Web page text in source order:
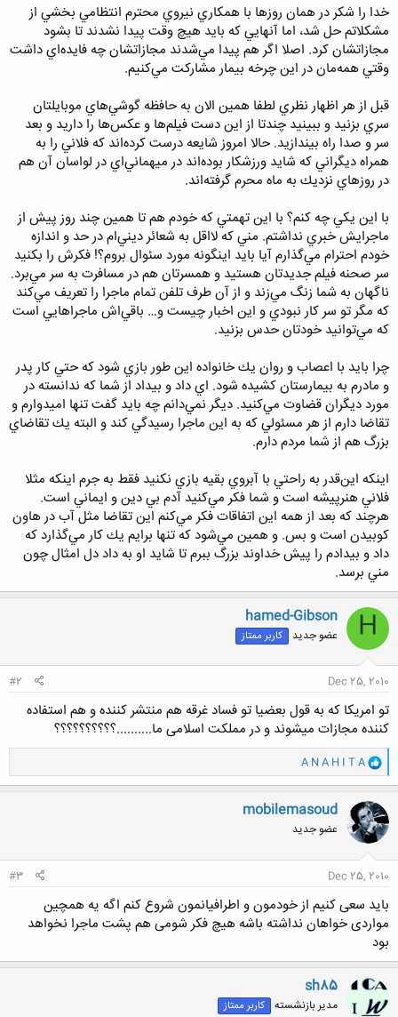
خدا را شكر در همان روزها با همكاري نيروي محترم انتظامي بخشي از
مشكلاتم حل شد، اما آنهايي كه بايد هيچ وقت پيدا نشدند تا بشود
مجازاتشان كرد. اصلا اگر هم پيدا مي‌شدند مجازاتشان چه فايده‌اي داشت
وقتي همه‌مان در اين چرخه بيمار مشاركت مي‌كنيم.
قبل از هر اظهار نظري لطفا همين الان به حافظه گوشي‌هاي موبايلتان
سري بزنيد و ببينيد چندتا از اين دست فيلم‌ها و عكس‌ها را داريد و بعد
سر و صدا راه بيندازيد. حالا امروز شايعه درست كرده‌اند كه فلاني را به
همراه ديگراني كه شايد ورزشكار بوده‌اند در ميهماني‌اي در لواسان آن هم
در روزهاي نزديك به ماه محرم گرفته‌اند.
با اين يكي چه كنم؟ با اين تهمتي كه خودم هم تا همين چند روز پيش از
ماجرايش خبري نداشتم. مني كه لااقل به شعائر ديني‌ام در حد و اندازه
خودم احترام مي‌گذارم آيا بايد اينگونه مورد سئوال بروم؟! فكرش را بكنيد
سر صحنه فيلم جديدتان هستيد و همسرتان هم در مسافرت به سر مي‌برد.
ناگهان به شما زنگ مي‌زند و از آن طرف تلفن تمام ماجرا را تعريف مي‌كند
كه مگر تو سر كار نبودي و اين اخبار چيست و… باقي‌اش ماجراهايي است
كه مي‌توانيد خودتان حدس بزنيد.
چرا بايد با اعصاب و روان يك خانواده اين طور بازي شود كه حتي كار پدر
و مادرم به بيمارستان كشيده شود. اي داد و بيداد از شما كه ندانسته در
مورد ديگران قضاوت مي‌كنيد. ديگر نمي‌دانم چه بايد گفت تنها اميدوارم و
تقاضا دارم از هر مسئولي كه به اين ماجرا رسيدگي كند و البته يك تقاضاي
بزرگ هم از شما مردم دارم.
اينكه اين‌قدر به راحتي با آبروي بقيه بازي نكنيد فقط به جرم اينكه مثلا
فلاني هنرپيشه است و شما فكر مي‌كنيد آدم بي دين و ايماني است.
هرچند كه بعد از همه اين اتفاقات فكر مي‌كنم اين تقاضا مثل آب در هاون
كوبيدن است و بس. و همين مي‌شود كه تنها برايم يك كار مي‌گذارد كه
داد و بيدادم را پيش خداوند بزرگ ببرم تا شايد او به داد دل امثال چون
مني برسد.
H
hamed-Gibson
عضو جدید کاربر ممتاز
Dec 25, 2010
#2
تو امریکا که به قول بعضیا تو فساد غرقه هم منتشر کننده و هم استفاده
کننده مجازات میشوند و در مملکت اسلامی ما..........؟؟؟؟؟؟؟؟؟؟
و
ا
ک
ن
ش
ه
ا
A N A H I T A
mobilemasoud
عضو جدید
Dec 25, 2010
#3
باید سعی کنیم از خودمون و اطرافیانمون شروع کنم اگه یه همچین
مواردی خواهان نداشته باشه هیچ فکر شومی هم پشت ماجرا نخواهد
بود
sh85
مدیر بازنشسته کاربر ممتاز